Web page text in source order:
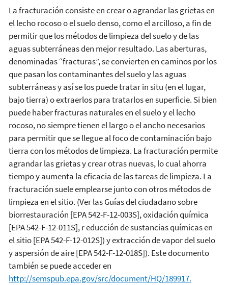
La fracturación consiste en crear o agrandar las grietas en
el lecho rocoso o el suelo denso, como el arcilloso, a fin de
permitir que los métodos de limpieza del suelo y de las
aguas subterráneas den mejor resultado. Las aberturas,
denominadas “fracturas”, se convierten en caminos por los
que pasan los contaminantes del suelo y las aguas
subterráneas y así se los puede tratar in situ (en el lugar,
bajo tierra) o extraerlos para tratarlos en superficie. Si bien
puede haber fracturas naturales en el suelo y el lecho
rocoso, no siempre tienen el largo o el ancho necesarios
para permitir que se llegue al foco de contaminación bajo
tierra con los métodos de limpieza. La fracturación permite
agrandar las grietas y crear otras nuevas, lo cual ahorra
tiempo y aumenta la eficacia de las tareas de limpieza. La
fracturación suele emplearse junto con otros métodos de
limpieza en el sitio. (Ver las Guías del ciudadano sobre
biorrestauración [EPA 542-F-12-003S], oxidación química
[EPA 542-F-12-011S], r educción de sustancias químicas en
el sitio [EPA 542-F-12-012S]) y extracción de vapor del suelo
y aspersión de aire [EPA 542-F-12-018S]). Este documento
también se puede acceder en
http://semspub.epa.gov/src/document/HQ/189917.